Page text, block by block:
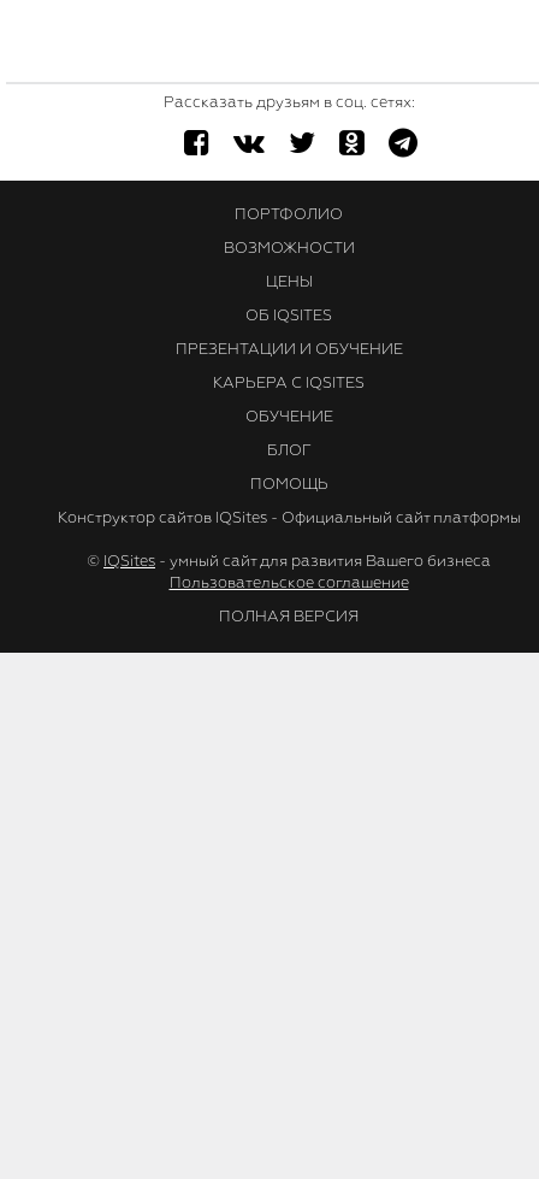
Рассказать друзьям в соц. сетях:
ПОРТФОЛИО
ВОЗМОЖНОСТИ
ЦЕНЫ
ОБ IQSITES
ПРЕЗЕНТАЦИИ И ОБУЧЕНИЕ
КАРЬЕРА С IQSITES
ОБУЧЕНИЕ
БЛОГ
ПОМОЩЬ
Конструктор сайтов IQSites - Официальный сайт платформы
© IQSites - умный сайт для развития Вашего бизнеса
Пользовательское соглашение
ПОЛНАЯ ВЕРСИЯ